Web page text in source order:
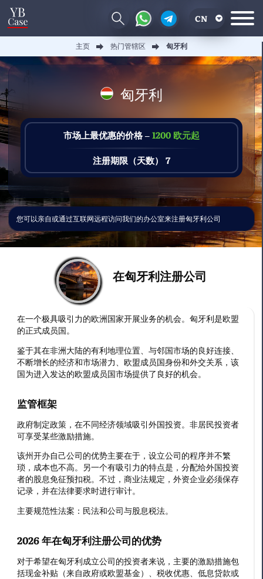
CN
主页 热门管辖区 匈牙利
匈牙利
市场上最优惠的价格 –1200 欧元起
注册期限（天数） 7
您可以亲自或通过互联网远程访问我们的办公室来注册匈牙利公司
在匈牙利注册公司
在一个极具吸引力的欧洲国家开展业务的机会。匈牙利是欧盟
的正式成员国。
鉴于其在非洲大陆的有利地理位置、与邻国市场的良好连接、
不断增长的经济和市场潜力、欧盟成员国身份和外交关系，该
国为进入发达的欧盟成员国市场提供了良好的机会。
监管框架
政府制定政策，在不同经济领域吸引外国投资。非居民投资者
可享受某些激励措施。
该州开办自己公司的优势主要在于，设立公司的程序并不繁
琐，成本也不高。另一个有吸引力的特点是，分配给外国投资
者的股息免征预扣税。不过，商业法规定，外资企业必须保存
记录，并在法律要求时进行审计。
主要规范性法案：民法和公司与股息税法。
2026 年在匈牙利注册公司的优势
对于希望在匈牙利成立公司的投资者来说，主要的激励措施包
括现金补贴（来自政府或欧盟基金）、税收优惠、低息贷款或